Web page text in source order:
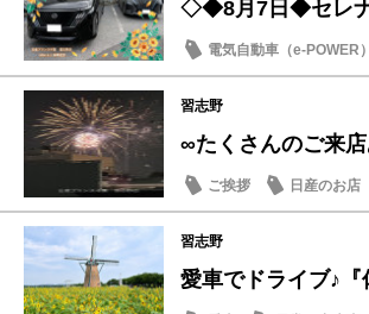
◇◆8月7日◆セレ
電気自動車（e-POWER）
納車式
習志野
∞たくさんのご来
ご挨拶 日産のお店
習志野
愛車でドライブ♪